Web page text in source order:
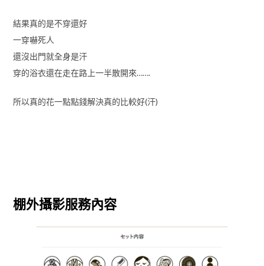
結果真的是不穿還好
一穿嚇死人
還沒出門就全身是汗
穿的浴衣還在走在路上一半散開來…….
所以真的花一點點錢解決真的比較好(汗)
棚外攝影服務內容